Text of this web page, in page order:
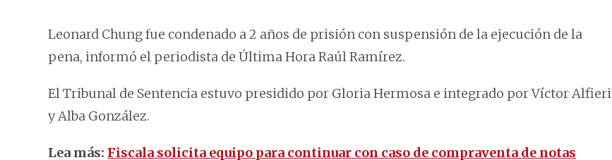
Leonard Chung fue condenado a 2 años de prisión con suspensión de la ejecución de la
pena, informó el periodista de Última Hora Raúl Ramírez.
El Tribunal de Sentencia estuvo presidido por Gloria Hermosa e integrado por Víctor Alfieri
y Alba González.
Lea más: Fiscala solicita equipo para continuar con caso de compraventa de notas